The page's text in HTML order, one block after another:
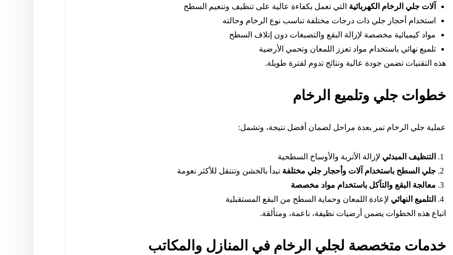
آلات جلي الرخام الكهربائية التي تعمل بكفاءة عالية على تنظيف وتنعيم السطح
استخدام أحجار جلي ذات درجات مختلفة تناسب نوع الرخام وحالته
مواد كيميائية مخصصة لإزالة البقع والتصبغات دون إتلاف السطح
تلميع نهائي باستخدام مواد تعزز اللمعان وتحمي الأرضية
هذه التقنيات تضمن جودة عالية ونتائج تدوم لفترة طويلة.
خطوات جلي وتلميع الرخام
عملية جلي الرخام تمر بعدة مراحل لضمان أفضل نتيجة، وتشمل:
التنظيف المبدئي لإزالة الأتربة والأوساخ السطحية
جلي السطح باستخدام آلات وأحجار جلي مختلفة تبدأ بالخشن وتنتقل للأكثر نعومة
معالجة البقع والتآكل باستخدام مواد مخصصة
التلميع النهائي لإعادة اللمعان وحماية السطح من البقع المستقبلية
اتباع هذه الخطوات يضمن أرضيات نظيفة، ناعمة، ومتألقة.
خدمات متخصصة لجلي الرخام في المنازل والمكاتب